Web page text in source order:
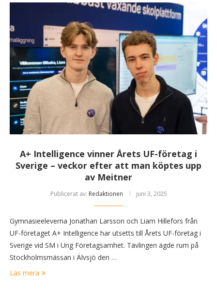
A+ Intelligence vinner Årets UF-företag i
Sverige – veckor efter att man köptes upp
av Meitner
Publicerat av: Redaktionen juni 3, 2025
Gymnasieeleverna Jonathan Larsson och Liam Hillefors från
UF-företaget A+ Intelligence har utsetts till Årets UF-företag i
Sverige vid SM i Ung Företagsamhet. Tävlingen ägde rum på
Stockholmsmässan i Älvsjö den …
Läs mera